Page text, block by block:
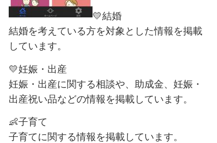
💛結婚
結婚を考えている方を対象とした情報を掲載
しています。
💛妊娠・出産
妊娠・出産に関する相談や、助成金、妊娠・
出産祝い品などの情報を掲載しています。
👶子育て
子育てに関する情報を掲載しています。